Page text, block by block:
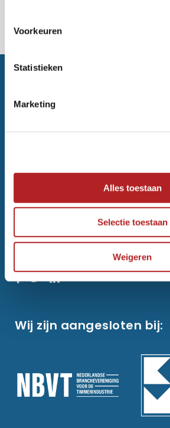
Voorkeuren
Statistieken
Marketing
Alles toestaan
Selectie toestaan
Weigeren
5692 HK Son en Breugel
T0499 – 47 27 08
info@vanecktrappenenkozijnen.nl
Wij zijn aangesloten bij: